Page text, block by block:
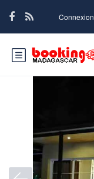
Connexion